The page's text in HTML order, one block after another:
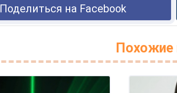
Поделиться на Facebook
Похожие